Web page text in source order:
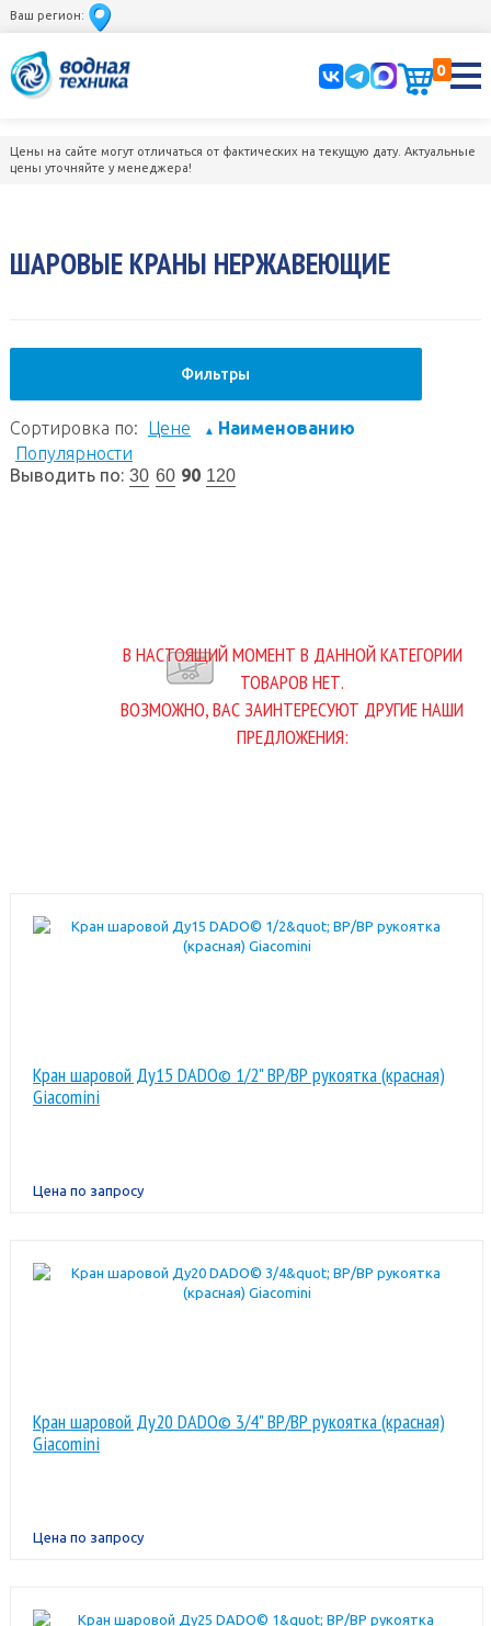
Ваш регион:
0
Цены на сайте могут отличаться от фактических на текущую дату. Актуальные
цены уточняйте у менеджера!
ШАРОВЫЕ КРАНЫ НЕРЖАВЕЮЩИЕ
Фильтры
Сортировка по: Цене ▲ Наименованию
Популярности
Выводить по: 30 60 90 120
В НАСТОЯЩИЙ МОМЕНТ В ДАННОЙ КАТЕГОРИИ
ТОВАРОВ НЕТ.
ВОЗМОЖНО, ВАС ЗАИНТЕРЕСУЮТ ДРУГИЕ НАШИ
ПРЕДЛОЖЕНИЯ:
Кран шаровой Ду15 DADO© 1/2" ВР/ВР рукоятка (красная)
Giacomini
Цена по запросу
Кран шаровой Ду20 DADO© 3/4" ВР/ВР рукоятка (красная)
Giacomini
Цена по запросу